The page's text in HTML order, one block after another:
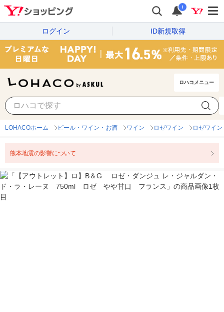
i
ログイン ID新規取得
ロハコメニュー
LOHACOホーム ビール・ワイン・お酒 ワイン ロゼワイン ロゼワイン
熊本地震の影響について